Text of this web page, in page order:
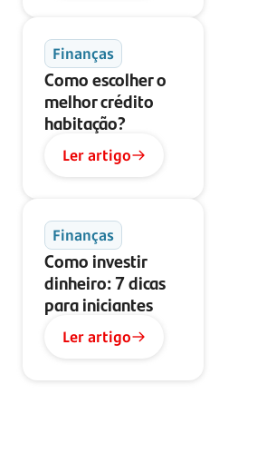
Finanças
Como escolher o
melhor crédito
habitação?
Ler artigo
Finanças
Como investir
dinheiro: 7 dicas
para iniciantes
Ler artigo